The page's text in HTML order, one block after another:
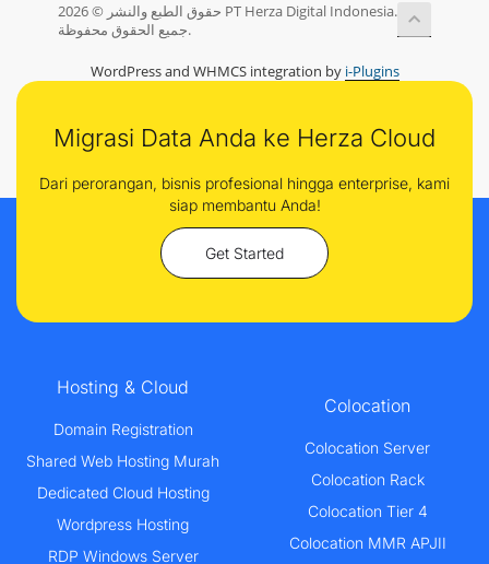
حقوق الطبع والنشر © 2026 PT Herza Digital Indonesia.
جميع الحقوق محفوظة.
WordPress and WHMCS integration by i-Plugins
Migrasi Data Anda ke Herza Cloud
Dari perorangan, bisnis profesional hingga enterprise, kami
siap membantu Anda!
Get Started
Hosting & Cloud
Domain Registration
Shared Web Hosting Murah
Dedicated Cloud Hosting
Wordpress Hosting
RDP Windows Server
Colocation
Colocation Server
Colocation Rack
Colocation Tier 4
Colocation MMR APJII